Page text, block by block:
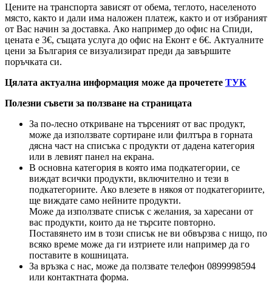
Цените на транспорта зависят от обема, теглото, населеното
място, както и дали има наложен платеж, както и от избраният
от Вас начин за доставка. Ако например до офис на Спиди,
цената е 3€, същата услуга до офис на Еконт е 6€. Актуалните
цени за България се визуализират преди да завършите
поръчката си.
Цялата актуална информация може да прочетете ТУК
Полезни съвети за ползване на страницата
За по-лесно откриване на търсеният от вас продукт,
може да използвате сортиране или филтъра в горната
дясна част на списъка с продукти от дадена категория
или в левият панел на екрана.
В основна категория в която има подкатегории, се
виждат всички продукти, включително и тези в
подкатегориите. Ако влезете в някоя от подкатегориите,
ще виждате само нейните продукти.
Може да използвате списък с желания, за харесани от
вас продукти, които да не търсите повторно.
Поставянето им в този списък не ви обвързва с нищо, по
всяко време може да ги изтриете или например да го
поставите в кошницата.
За връзка с нас, може да ползвате телефон 0899998594
или контактната форма.